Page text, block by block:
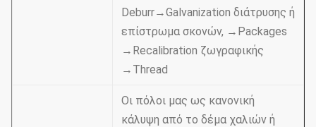
Deburr→Galvanization διάτρυσης ή
επίστρωμα σκονών, →Packages
→Recalibration ζωγραφικής
→Thread
Οι πόλοι μας ως κανονική
κάλυψη από το δέμα χαλιών ή